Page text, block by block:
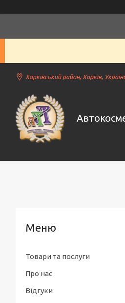
Харківський район, Харків,
Товари та послуги
Про нас
Відгуки